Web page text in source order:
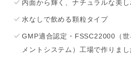
内面から輝く、ナチュラルな美し
水なしで飲める顆粒タイプ
GMP適合認定・FSSC22000（
メントシステム）工場で作りまし